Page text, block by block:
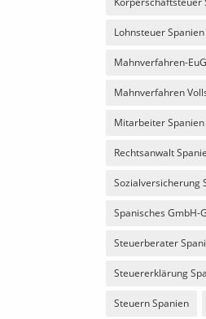
Lohnsteuer Spanien
Mahnverfahren-
Mahnverfahren
Mitarbeiter Spanien
Rechtsanwalt
Sozialversicherung
Spanisches GmbH-
Steuerberater
Steuererklärung
Steuern Spanien